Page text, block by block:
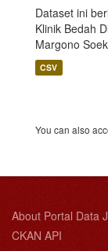
Dataset ini
Klinik Bedah
Margono
CSV
You can also
About Portal Data
CKAN API